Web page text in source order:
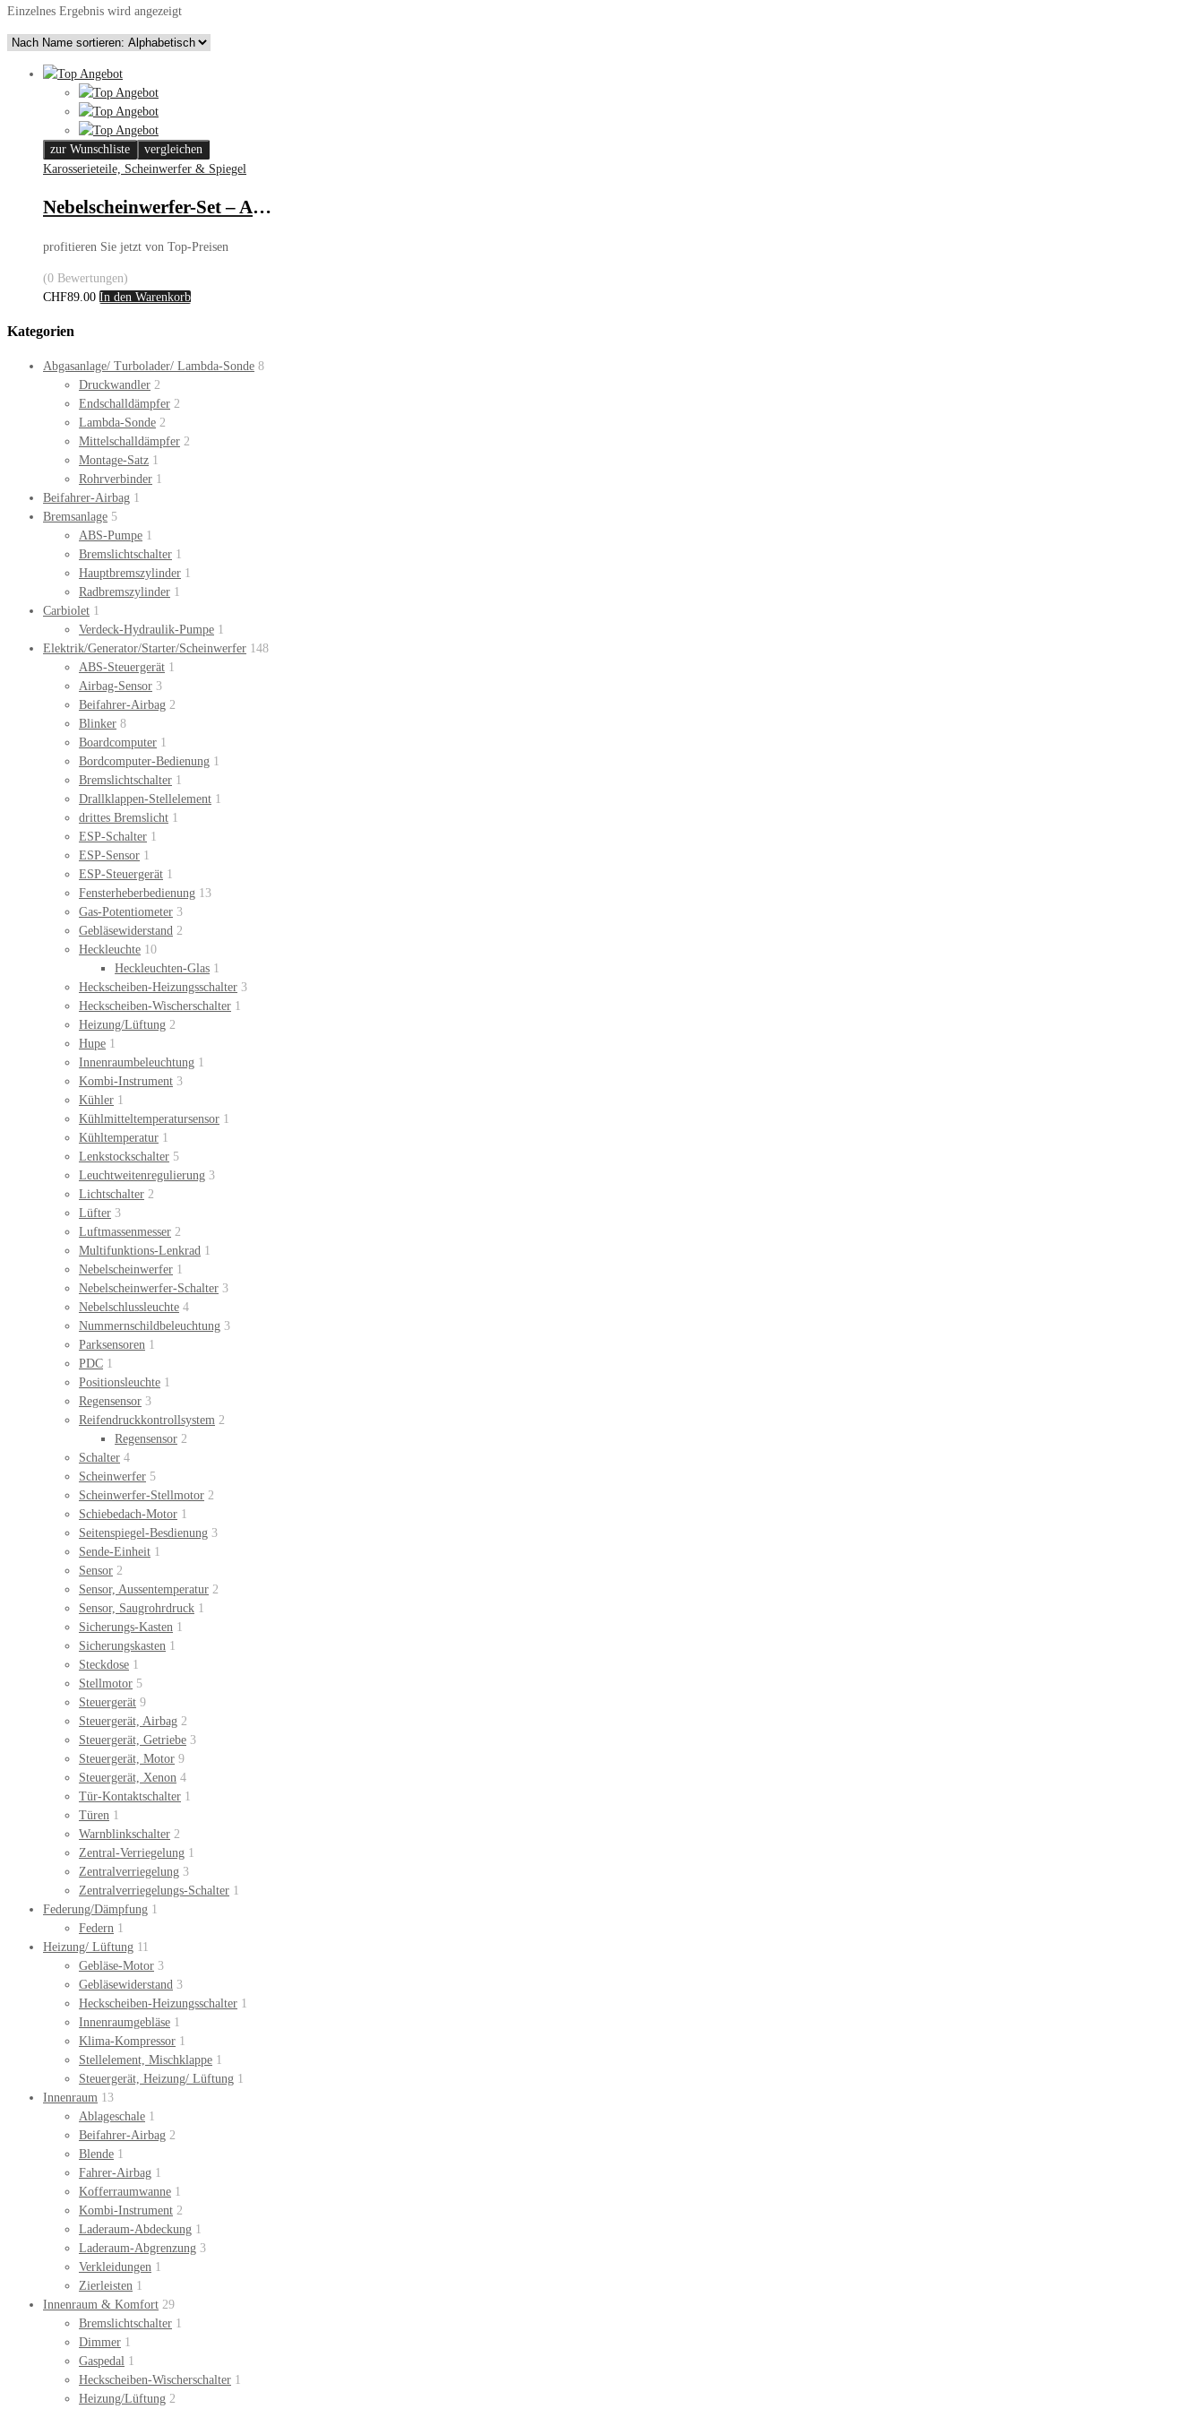
Einzelnes Ergebnis wird angezeigt
zur Wunschliste
vergleichen
Karosserieteile, Scheinwerfer & Spiegel
Nebelscheinwerfer-Set – Audi A6 C5
profitieren Sie jetzt von Top-Preisen
(0 Bewertungen)
CHF89.00 In den Warenkorb
Kategorien
Abgasanlage/ Turbolader/ Lambda-Sonde 8
Druckwandler 2
Endschalldämpfer 2
Lambda-Sonde 2
Mittelschalldämpfer 2
Montage-Satz 1
Rohrverbinder 1
Beifahrer-Airbag 1
Bremsanlage 5
ABS-Pumpe 1
Bremslichtschalter 1
Hauptbremszylinder 1
Radbremszylinder 1
Carbiolet 1
Verdeck-Hydraulik-Pumpe 1
Elektrik/Generator/Starter/Scheinwerfer 148
ABS-Steuergerät 1
Airbag-Sensor 3
Beifahrer-Airbag 2
Blinker 8
Boardcomputer 1
Bordcomputer-Bedienung 1
Bremslichtschalter 1
Drallklappen-Stellelement 1
drittes Bremslicht 1
ESP-Schalter 1
ESP-Sensor 1
ESP-Steuergerät 1
Fensterheberbedienung 13
Gas-Potentiometer 3
Gebläsewiderstand 2
Heckleuchte 10
Heckleuchten-Glas 1
Heckscheiben-Heizungsschalter 3
Heckscheiben-Wischerschalter 1
Heizung/Lüftung 2
Hupe 1
Innenraumbeleuchtung 1
Kombi-Instrument 3
Kühler 1
Kühlmitteltemperatursensor 1
Kühltemperatur 1
Lenkstockschalter 5
Leuchtweitenregulierung 3
Lichtschalter 2
Lüfter 3
Luftmassenmesser 2
Multifunktions-Lenkrad 1
Nebelscheinwerfer 1
Nebelscheinwerfer-Schalter 3
Nebelschlussleuchte 4
Nummernschildbeleuchtung 3
Parksensoren 1
PDC 1
Positionsleuchte 1
Regensensor 3
Reifendruckkontrollsystem 2
Regensensor 2
Schalter 4
Scheinwerfer 5
Scheinwerfer-Stellmotor 2
Schiebedach-Motor 1
Seitenspiegel-Besdienung 3
Sende-Einheit 1
Sensor 2
Sensor, Aussentemperatur 2
Sensor, Saugrohrdruck 1
Sicherungs-Kasten 1
Sicherungskasten 1
Steckdose 1
Stellmotor 5
Steuergerät 9
Steuergerät, Airbag 2
Steuergerät, Getriebe 3
Steuergerät, Motor 9
Steuergerät, Xenon 4
Tür-Kontaktschalter 1
Türen 1
Warnblinkschalter 2
Zentral-Verriegelung 1
Zentralverriegelung 3
Zentralverriegelungs-Schalter 1
Federung/Dämpfung 1
Federn 1
Heizung/ Lüftung 11
Gebläse-Motor 3
Gebläsewiderstand 3
Heckscheiben-Heizungsschalter 1
Innenraumgebläse 1
Klima-Kompressor 1
Stellelement, Mischklappe 1
Steuergerät, Heizung/ Lüftung 1
Innenraum 13
Ablageschale 1
Beifahrer-Airbag 2
Blende 1
Fahrer-Airbag 1
Kofferraumwanne 1
Kombi-Instrument 2
Laderaum-Abdeckung 1
Laderaum-Abgrenzung 3
Verkleidungen 1
Zierleisten 1
Innenraum & Komfort 29
Bremslichtschalter 1
Dimmer 1
Gaspedal 1
Heckscheiben-Wischerschalter 1
Heizung/Lüftung 2